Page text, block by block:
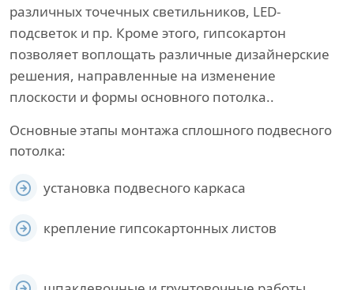
различных точечных светильников, LED-
подсветок и пр. Кроме этого, гипсокартон
позволяет воплощать различные дизайнерские
решения, направленные на изменение
плоскости и формы основного потолка..
Основные этапы монтажа сплошного подвесного
потолка:
установка подвесного каркаса
крепление гипсокартонных листов